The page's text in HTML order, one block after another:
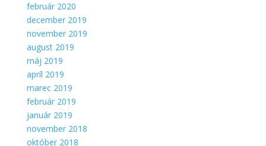
február 2020
december 2019
november 2019
august 2019
máj 2019
apríl 2019
marec 2019
február 2019
január 2019
november 2018
október 2018